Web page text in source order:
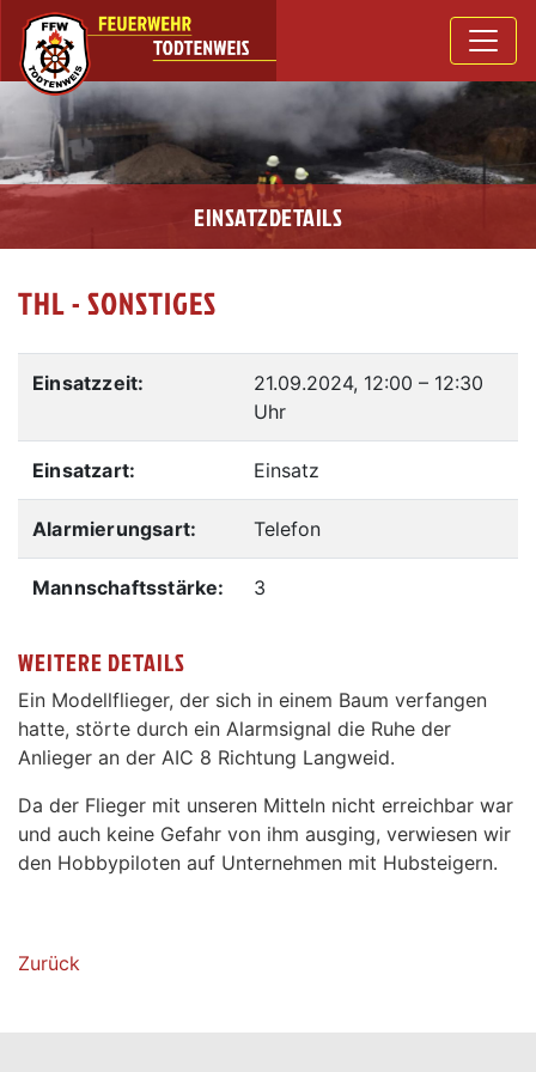
EINSATZDETAILS
THL - SONSTIGES
Einsatzzeit: 21.09.2024, 12:00 – 12:30
Uhr
Einsatzart: Einsatz
Alarmierungsart: Telefon
Mannschaftsstärke: 3
WEITERE DETAILS
Ein Modellflieger, der sich in einem Baum verfangen
hatte, störte durch ein Alarmsignal die Ruhe der
Anlieger an der AIC 8 Richtung Langweid.
Da der Flieger mit unseren Mitteln nicht erreichbar war
und auch keine Gefahr von ihm ausging, verwiesen wir
den Hobbypiloten auf Unternehmen mit Hubsteigern.
Zurück